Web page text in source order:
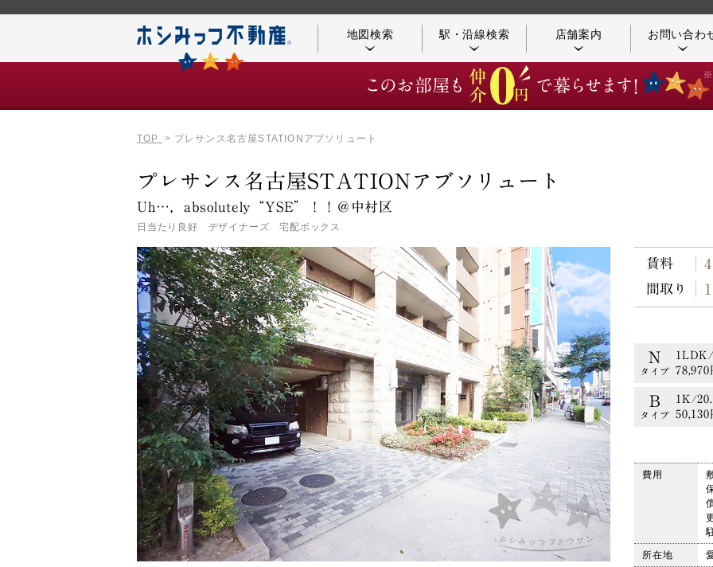
地図検索 駅・沿線検索 店舗案内
名古屋案内 お客様の声 コンシェルジュ紹介
お問い合わ
TOP プレサンス名古屋STATIONアブソリュート
プレサンス名古屋STATIONアブソリュート
Uh…，absolutely“YSE”！！＠中村区
日当たり良好 デザイナーズ 宅配ボックス
賃料
間取り
K
タイプ
N
タイプ
78,970
B
タイプ
1K/
50,130
1K/
タイプ
1R/
49,130
費用
所在地